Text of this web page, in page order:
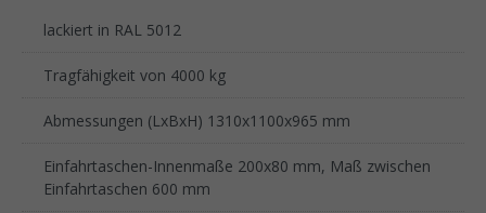
lackiert in RAL 5012
Tragfähigkeit von 4000 kg
Abmessungen (LxBxH) 1310x1100x965 mm
Einfahrtaschen-Innenmaße 200x80 mm, Maß zwischen
Einfahrtaschen 600 mm